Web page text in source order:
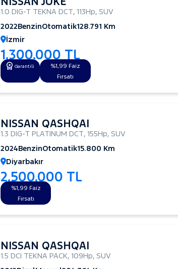
1.0 DIG-T TEKNA DCT, 113Hp, SUV
2022BenzinOtomatik128.791 Km
İzmir
1.300.000 TL
Garantili
%1,99 Faiz
Fırsatı
NISSAN QASHQAI
1.3 DIG-T PLATINUM DCT, 155Hp, SUV
2024BenzinOtomatik15.800 Km
Diyarbakır
2.500.000 TL
%1,99 Faiz
Fırsatı
NISSAN QASHQAI
1.5 DCI TEKNA PACK, 109Hp, SUV